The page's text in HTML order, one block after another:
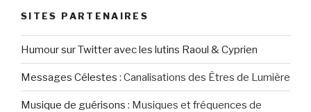
SITES PARTENAIRES
Humour sur Twitter avec les lutins Raoul & Cyprien
Messages Célestes : Canalisations des Êtres de Lumière
Musique de guérisons : Musiques et fréquences de